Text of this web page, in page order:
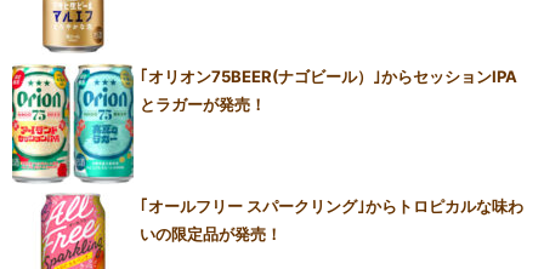
｢オリオン75BEER(ナゴビール）｣からセッションIPA
とラガーが発売！
｢オールフリー スパークリング｣からトロピカルな味わ
いの限定品が発売！